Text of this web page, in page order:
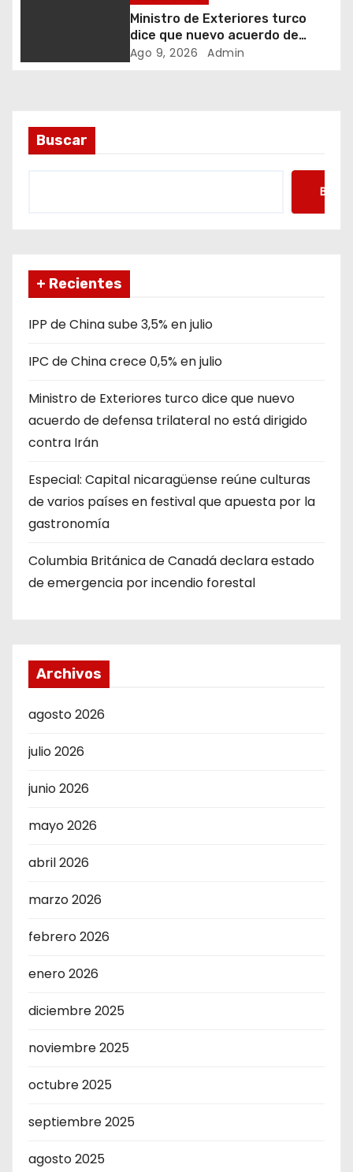
r
d
a
Ministro de Exteriores turco
dice que nuevo acuerdo de
defensa trilateral no está
Ago 9, 2026 Admin
Buscar
+ Recientes
IPP de China sube 3,5% en julio
IPC de China crece 0,5% en julio
Ministro de Exteriores turco dice que nuevo
acuerdo de defensa trilateral no está dirigido
contra Irán
Especial: Capital nicaragüense reúne culturas
de varios países en festival que apuesta por la
gastronomía
Columbia Británica de Canadá declara estado
de emergencia por incendio forestal
Archivos
agosto 2026
julio 2026
junio 2026
mayo 2026
abril 2026
marzo 2026
febrero 2026
enero 2026
diciembre 2025
noviembre 2025
octubre 2025
septiembre 2025
agosto 2025